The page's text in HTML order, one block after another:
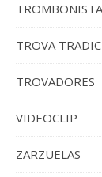
TROVA
TROVADORES
VIDEOCLIP
ZARZUELAS